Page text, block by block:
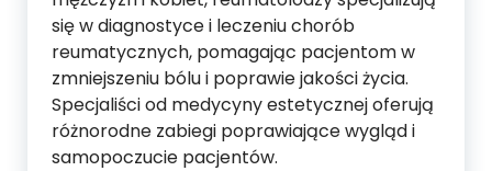
się w diagnostyce i leczeniu chorób
reumatycznych, pomagając pacjentom w
zmniejszeniu bólu i poprawie jakości życia.
Specjaliści od medycyny estetycznej oferują
różnorodne zabiegi poprawiające wygląd i
samopoczucie pacjentów.